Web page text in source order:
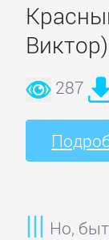
Виктор)
287
Но,
Старинная
литература:
прочее
Базы